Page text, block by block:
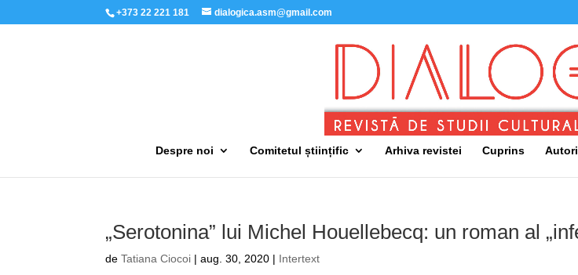
+373 22 221 181 dialogica.asm@gmail.com
Despre noi Comitetul științific Arhiva revistei Cuprins Autori
„Serotonina” lui Michel Houellebecq: un roman al
deTatiana Ciocoi |aug. 30, 2020 | Intertext